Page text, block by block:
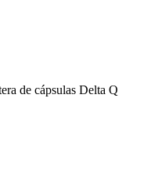
de cápsulas Delta Q